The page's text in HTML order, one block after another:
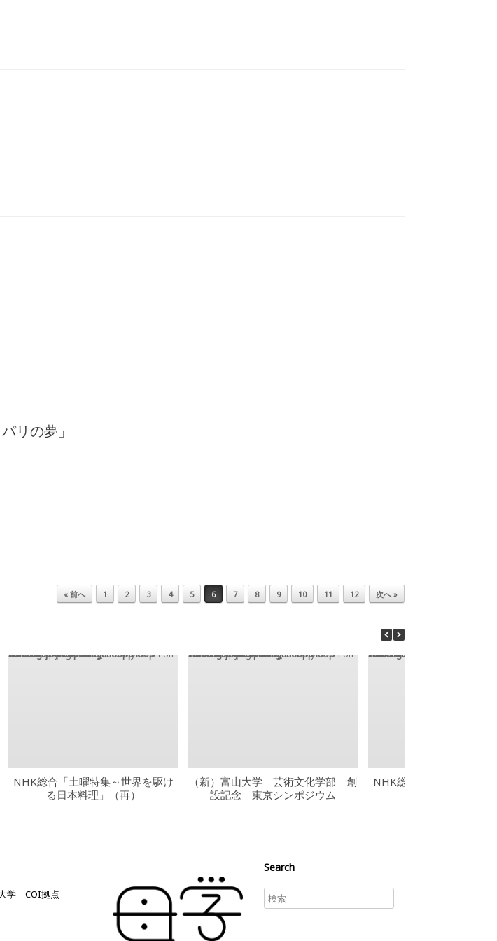
リの夢」
« 前へ 1 2 3 4 5 6 7 8 9 10 11 12 次へ »
Warning
: Trying to access array offset on value of type bool in
/home/xsu4175/public_html/wp-content/themes/vantage/loops/loop-carousel.phpon line15
NHK総合「土曜特集～世界を駆け
る日本料理」（再）
Warning
: Trying to access array offset on value of type bool in
/home/xsu4175/public_html/wp-content/themes/vantage/loops/loop-carousel.phpon line15
（新）富山大学 芸術文化学部 創
設記念 東京シンポジウム
Warning
: Trying to access array offset on value of type bool in
/home/xsu4175/public_html/wp-content/themes/vantage/loops/loop-carousel.php
NHK総合「土曜特集～世
学 COI拠点
Search